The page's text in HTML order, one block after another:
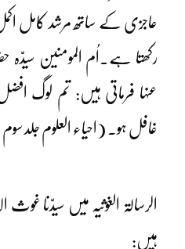
عاجزی کے ساتھ مرشد کامل
رکھتا ہے۔اُم المومنین سیدّہ
عنہا فرماتی ہیں: تم لوگ
غافل ہو۔ (احیاء العلوم جلد
الرسالۃ الغوثیہ میں سیدّنا
ہیں: